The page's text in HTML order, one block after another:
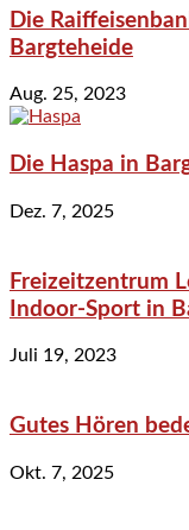
Die
Bargteheide
Aug. 25, 2023
Die Haspa in
Dez. 7, 2025
Freizeitzentrum
Indoor-Sport in
Juli 19, 2023
Gutes Hören
Okt. 7, 2025